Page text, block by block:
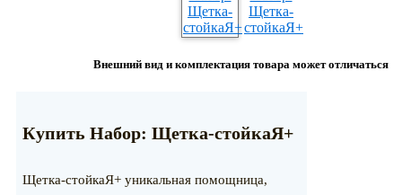
Внешний вид и комплектация товара может отличаться
Купить Набор: Щетка-стойкаЯ+
Щетка-стойкаЯ+ уникальная помощница,